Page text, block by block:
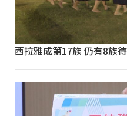
西拉雅成第17族 仍有8族